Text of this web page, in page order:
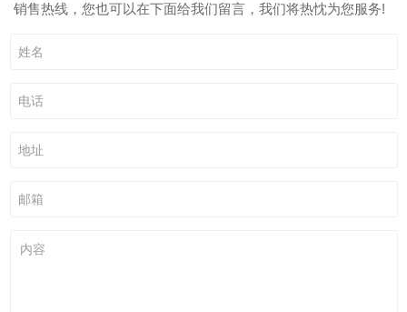
销售热线，您也可以在下面给我们留言，我们将热忱为您服务!